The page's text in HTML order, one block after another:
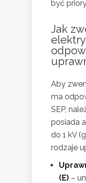
być
Jak
Aby
ma
SEP,
posiada
do 1 kV
rodzaje
(E) –